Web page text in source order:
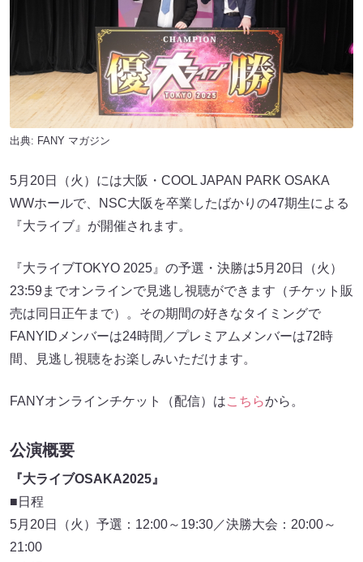
出典: FANY マガジン
5月20日（火）には大阪・COOL JAPAN PARK OSAKA
WWホールで、NSC大阪を卒業したばかりの47期生による
『大ライブ』が開催されます。
『大ライブTOKYO 2025』の予選・決勝は5月20日（火）
23:59までオンラインで見逃し視聴ができます（チケット販
売は同日正午まで）。その期間の好きなタイミングで
FANYIDメンバーは24時間／プレミアムメンバーは72時
間、見逃し視聴をお楽しみいただけます。
FANYオンラインチケット（配信）はこちらから。
公演概要
『大ライブOSAKA2025 』
■日程
5月20日（火）予選：12:00～19:30／決勝大会：20:00～
21:00